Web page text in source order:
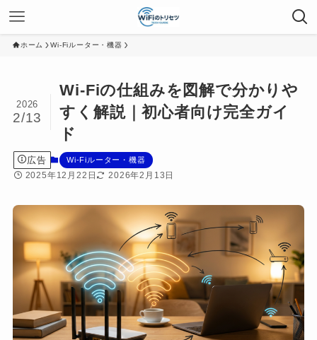
ホーム Wi-Fiルーター・機器
Wi-Fiの仕組みを図解で分かりや
すく解説｜初心者向け完全ガイ
ド
2026
2/13
広告 Wi-Fiルーター・機器
2025年12月22日 2026年2月13日